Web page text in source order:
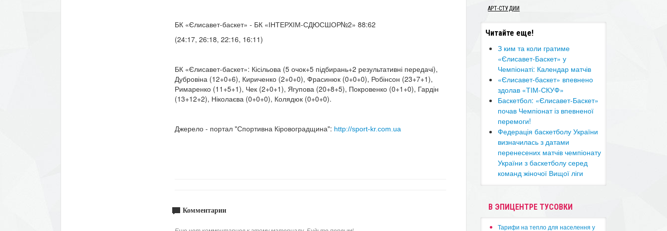
БК «Єлисавет-баскет» - БК «ІНТЕРХІМ-СДЮСШОР№2» 88:62
(24:17, 26:18, 22:16, 16:11)
БК «Єлисавет-баскет»: Кісільова (5 очок+5 підбирань+2 результативні передачі),
Дубровіна (12+0+6), Кириченко (2+0+0), Фрасинюк (0+0+0), Робінсон (23+7+1),
Римаренко (11+5+1), Чек (2+0+1), Ягупова (20+8+5), Покровенко (0+1+0), Гардін
(13+12+2), Ніколаєва (0+0+0), Колядюк (0+0+0).
Джерело - портал "Спортивна Кіровоградщина": http://sport-kr.com.ua
Комментарии
АРТ-СТУДИИ
Читайте еще!
З ким та коли гратиме
«Єлисавет-Баскет» у
Чемпіонаті: Календар матчів
«Єлисавет-баскет» впевнено
здолав «ТІМ-СКУФ»
Баскетбол: «Єлисавет-Баскет»
почав Чемпіонат із впевненої
перемоги!
Федерація баскетболу України
визначилась з датами
перенесених матчів чемпіонату
України з баскетболу серед
команд жіночої Вищої ліги
В ЭПИЦЕНТРЕ ТУСОВКИ
​Тарифи на тепло для населення у